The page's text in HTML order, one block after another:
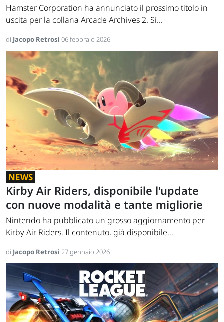
Hamster Corporation ha annunciato il prossimo titolo in
uscita per la collana Arcade Archives 2. Si...
di Jacopo Retrosi 06 febbraio 2026
NEWS
Kirby Air Riders, disponibile l'update
con nuove modalità e tante migliorie
Nintendo ha pubblicato un grosso aggiornamento per
Kirby Air Riders. Il contenuto, già disponibile...
di Jacopo Retrosi 27 gennaio 2026